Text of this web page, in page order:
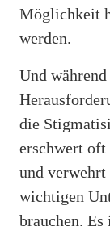
Möglichkeit
werden.
Und
die
erschwert
und verwehrt
wichtigen
brauchen.